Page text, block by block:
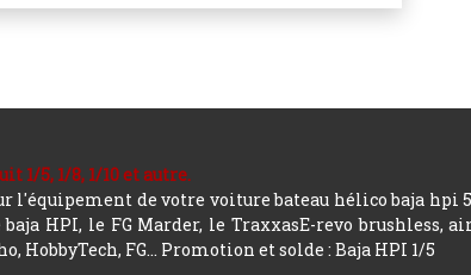
1/5, 1/8, 1/10 et autre.
l'équipement de votre voiture bateau hélico baja hpi
HPI, le FG Marder, le TraxxasE-revo brushless,
HobbyTech, FG... Promotion et solde : Baja HPI 1/5